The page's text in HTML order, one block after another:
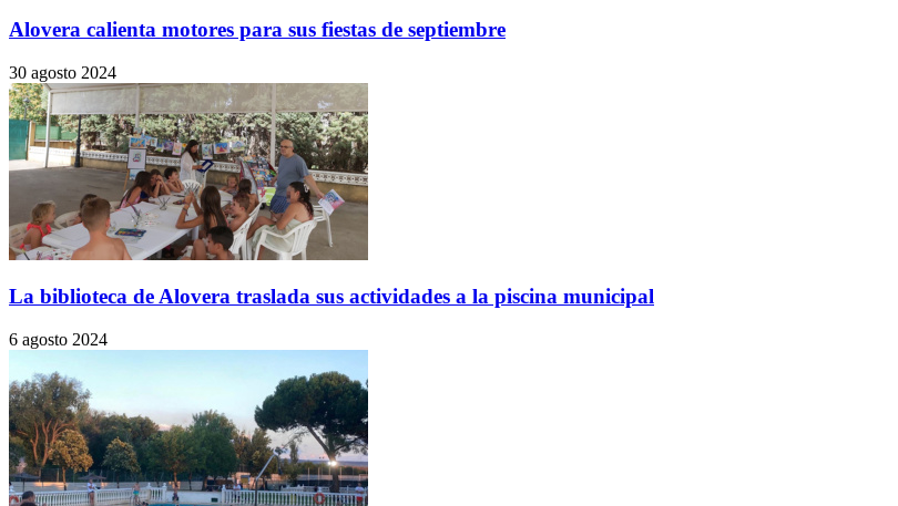
Alovera calienta motores para sus fiestas de septiembre
30 agosto 2024
La biblioteca de Alovera traslada sus actividades a la piscina municipal
6 agosto 2024